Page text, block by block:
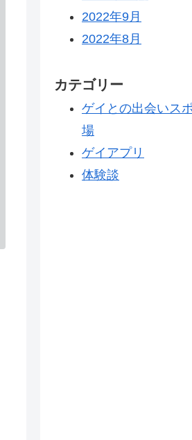
2022年9月
2022年8月
カテゴリー
ゲイとの出会いス
場
ゲイアプリ
体験談